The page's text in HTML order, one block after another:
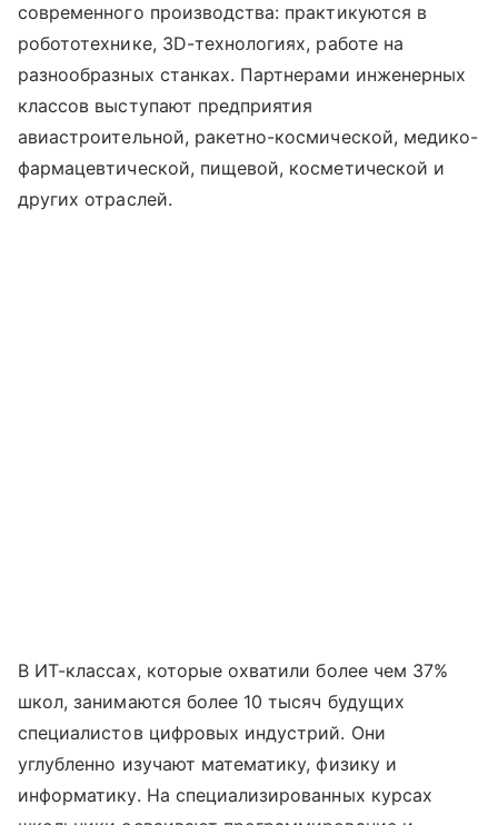
современного производства: практикуются в
робототехнике, 3D-технологиях, работе на
разнообразных станках. Партнерами инженерных
классов выступают предприятия
авиастроительной, ракетно-космической, медико-
фармацевтической, пищевой, косметической и
других отраслей.
В ИТ-классах, которые охватили более чем 37%
школ, занимаются более 10 тысяч будущих
специалистов цифровых индустрий. Они
углубленно изучают математику, физику и
информатику. На специализированных курсах